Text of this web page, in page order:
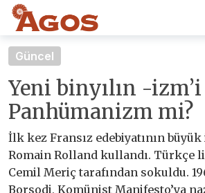
Güncel
Yeni binyılın -izm’i
Panhümanizm mi?
İlk kez Fransız edebiyatının
Romain Rolland kullandı. Türkçe
Cemil Meriç tarafından sokuldu.
Borsodi, Komünist Manifesto’ya